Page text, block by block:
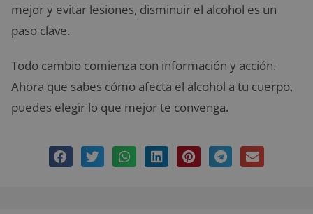
mejor y evitar lesiones, disminuir el alcohol es un
paso clave.
Todo cambio comienza con información y acción.
Ahora que sabes cómo afecta el alcohol a tu cuerpo,
puedes elegir lo que mejor te convenga.